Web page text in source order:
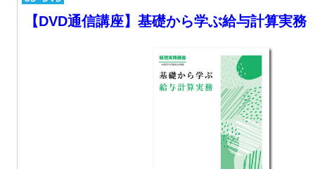
【DVD通信講座】基礎から学ぶ給与計算実務